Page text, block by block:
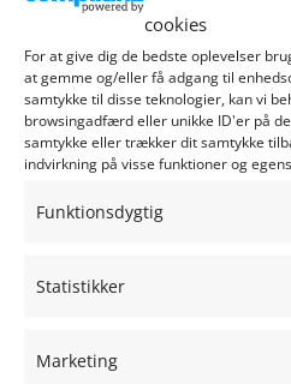
cookies
For at give dig de bedste oplevelser
at gemme og/eller få adgang til
samtykke til disse teknologier, kan vi
browsingadfærd eller unikke ID'er på
samtykke eller trækker dit samtykke
indvirkning på visse funktioner og
Funktionsdygtig
Statistikker
Marketing
UNDERVISNING
Generelt
Afdelinger
Personale